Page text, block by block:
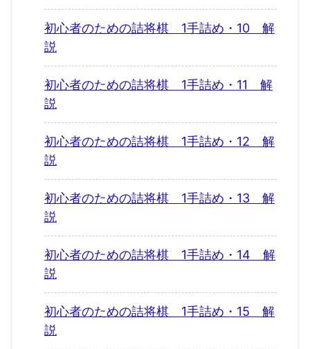
初心者のための詰将棋 1手詰め・10 解
説
初心者のための詰将棋 1手詰め・11 解
説
初心者のための詰将棋 1手詰め・12 解
説
初心者のための詰将棋 1手詰め・13 解
説
初心者のための詰将棋 1手詰め・14 解
説
初心者のための詰将棋 1手詰め・15 解
説